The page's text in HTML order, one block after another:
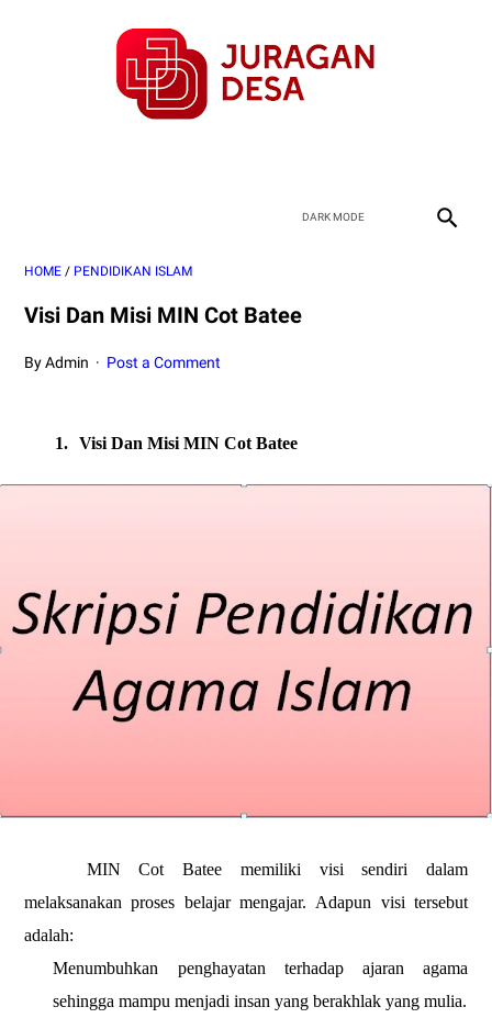
HOME / PENDIDIKAN ISLAM
Visi Dan Misi MIN Cot Batee
By Admin Post a Comment
1. Visi Dan Misi MIN Cot Batee
MIN Cot Batee memiliki visi sendiri dalam
melaksanakan proses belajar mengajar. Adapun visi tersebut
adalah:
Menumbuhkan penghayatan terhadap ajaran agama
sehingga mampu menjadi insan yang berakhlak yang mulia.